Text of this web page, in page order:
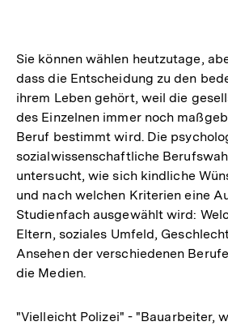
Sie können wählen heutzutage,
dass die Entscheidung zu den
ihrem Leben gehört, weil die
des Einzelnen immer noch
Beruf bestimmt wird. Die
sozialwissenschaftliche
untersucht, wie sich kindliche
und nach welchen Kriterien eine
Studienfach ausgewählt wird:
Eltern, soziales Umfeld,
Ansehen der verschiedenen
die Medien.
"Vielleicht Polizei" - "Bauarbeiter,